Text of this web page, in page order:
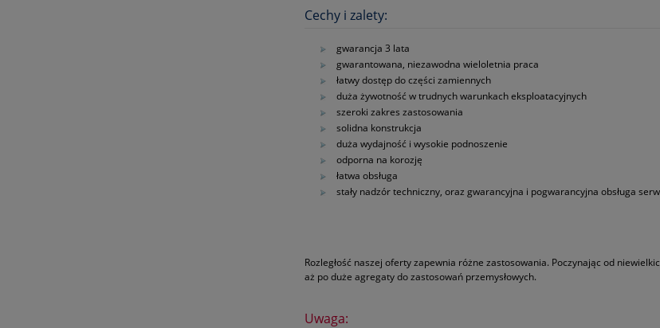
Cechy i zalety:
gwarancja 3 lata
gwarantowana, niezawodna wieloletnia praca
łatwy dostęp do części zamiennych
duża żywotność w trudnych warunkach eksploatacyjnych
szeroki zakres zastosowania
solidna konstrukcja
duża wydajność i wysokie podnoszenie
odporna na korozję
łatwa obsługa
stały nadzór techniczny, oraz gwarancyjna i pogwarancyjna obsługa
Rozległość naszej oferty zapewnia różne zastosowania. Poczynając od
aż po duże agregaty do zastosowań przemysłowych.
Uwaga: